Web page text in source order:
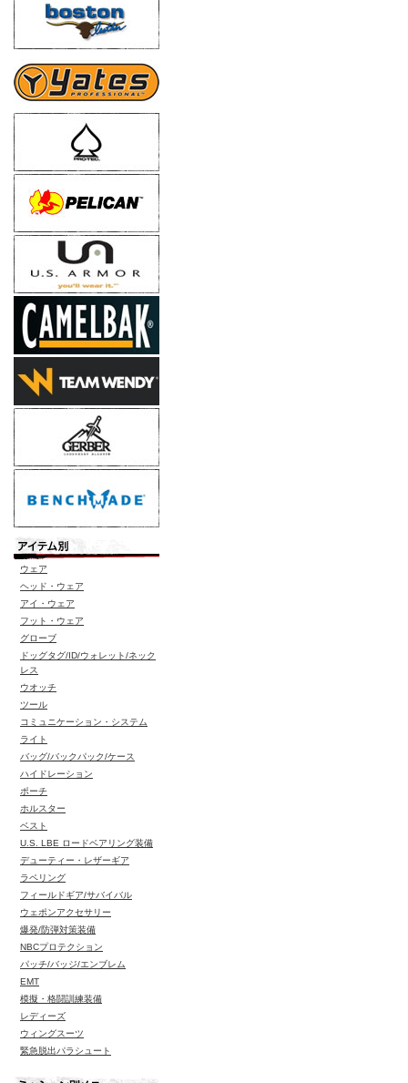
ウェア
ヘッド・ウェア
アイ・ウェア
フット・ウェア
グローブ
ドッグタグ/ID/ウォレット/ネック
レス
ウオッチ
ツール
コミュニケーション・システム
ライト
バッグ/バックパック/ケース
ハイドレーション
ポーチ
ホルスター
ベスト
U.S. LBE ロードベアリング装備
デューティー・レザーギア
ラペリング
フィールドギア/サバイバル
ウェポンアクセサリー
爆発/防弾対策装備
NBCプロテクション
パッチ/バッジ/エンブレム
EMT
模擬・格闘訓練装備
レディーズ
ウィングスーツ
緊急脱出パラシュート